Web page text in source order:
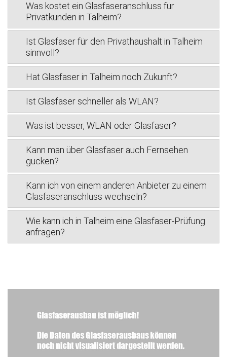
Was kostet ein Glasfaseranschluss für
Privatkunden in Talheim?
Ist Glasfaser für den Privathaushalt in Talheim
sinnvoll?
Hat Glasfaser in Talheim noch Zukunft?
Ist Glasfaser schneller als WLAN?
Was ist besser, WLAN oder Glasfaser?
Kann man über Glasfaser auch Fernsehen
gucken?
Kann ich von einem anderen Anbieter zu einem
Glasfaseranschluss wechseln?
Wie kann ich in Talheim eine Glasfaser-Prüfung
anfragen?